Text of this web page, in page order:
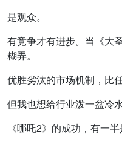
是观众。
有竞争才有进步。当《大
糊弄。
优胜劣汰的市场机制，比
但我也想给行业泼一盆冷水
《哪吒2》的成功，有一